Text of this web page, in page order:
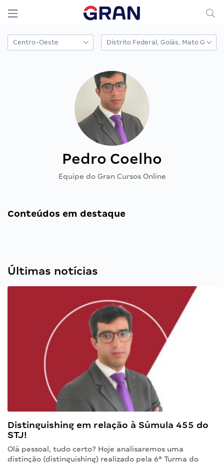
Pedro Coelho
Equipe do Gran Cursos Online
Conteúdos em destaque
Últimas notícias
Distinguishing em relação à Súmula 455 do
STJ!
Olá pessoal, tudo certo? Hoje analisaremos uma
distinção (distinguishing) realizado pela 6ª Turma do